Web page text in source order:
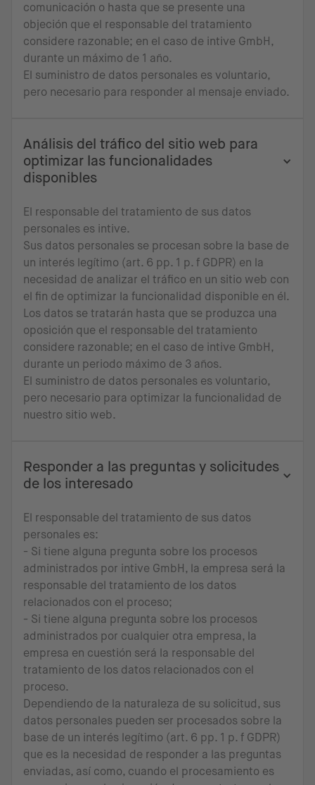
comunicación o hasta que se presente una
objeción que el responsable del tratamiento
considere razonable; en el caso de intive GmbH,
durante un máximo de 1 año.
El suministro de datos personales es voluntario,
pero necesario para responder al mensaje enviado.
Análisis del tráfico del sitio web para
optimizar las funcionalidades
disponibles
El responsable del tratamiento de sus datos
personales es intive.
Sus datos personales se procesan sobre la base de
un interés legítimo (art. 6 pp. 1 p. f GDPR) en la
necesidad de analizar el tráfico en un sitio web con
el fin de optimizar la funcionalidad disponible en él.
Los datos se tratarán hasta que se produzca una
oposición que el responsable del tratamiento
considere razonable; en el caso de intive GmbH,
durante un periodo máximo de 3 años.
El suministro de datos personales es voluntario,
pero necesario para optimizar la funcionalidad de
nuestro sitio web.
Responder a las preguntas y solicitudes
de los interesado
El responsable del tratamiento de sus datos
personales es:
- Si tiene alguna pregunta sobre los procesos
administrados por intive GmbH, la empresa será la
responsable del tratamiento de los datos
relacionados con el proceso;
- Si tiene alguna pregunta sobre los procesos
administrados por cualquier otra empresa, la
empresa en cuestión será la responsable del
tratamiento de los datos relacionados con el
proceso.
Dependiendo de la naturaleza de su solicitud, sus
datos personales pueden ser procesados sobre la
base de un interés legítimo (art. 6 pp. 1 p. f GDPR)
que es la necesidad de responder a las preguntas
enviadas, así como, cuando el procesamiento es